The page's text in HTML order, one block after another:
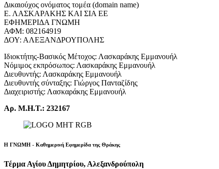
Δικαιούχος ονόματος τομέα (domain name)
Ε. ΛΑΣΚΑΡΑΚΗΣ ΚΑΙ ΣΙΑ ΕΕ
ΕΦΗΜΕΡΙΔΑ ΓΝΩΜΗ
ΑΦΜ: 082164919
ΔΟΥ: ΑΛΕΞΑΝΔΡΟΥΠΟΛΗΣ
Ιδιοκτήτης-Βασικός Μέτοχος: Λασκαράκης Εμμανουήλ
Νόμιμος εκπρόσωπος: Λασκαράκης Εμμανουήλ
Διευθυντής: Λασκαράκης Εμμανουήλ
Διευθυντής σύνταξης: Γιώργος Πανταζίδης
Διαχειριστής: Λασκαράκης Εμμανουήλ
Αρ. Μ.Η.Τ.: 232167
Η ΓΝΩΜΗ - Καθημερινή Εφημερίδα της Θράκης
Τέρμα Αγίου Δημητρίου, Αλεξανδρούπολη